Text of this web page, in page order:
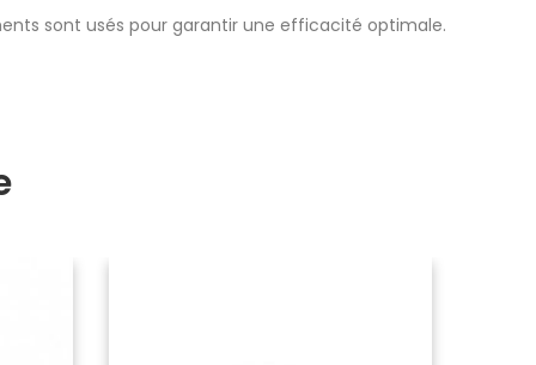
sont usés pour garantir une efficacité optimale.